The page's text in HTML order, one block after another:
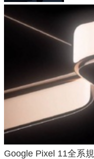
Google Pixel 11全系